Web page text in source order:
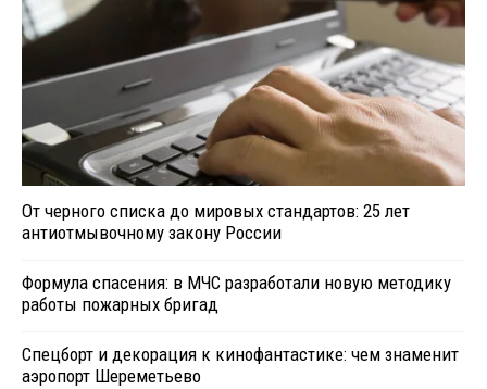
От черного списка до мировых стандартов: 25 лет
антиотмывочному закону России
Формула спасения: в МЧС разработали новую методику
работы пожарных бригад
Спецборт и декорация к кинофантастике: чем знаменит
аэропорт Шереметьево